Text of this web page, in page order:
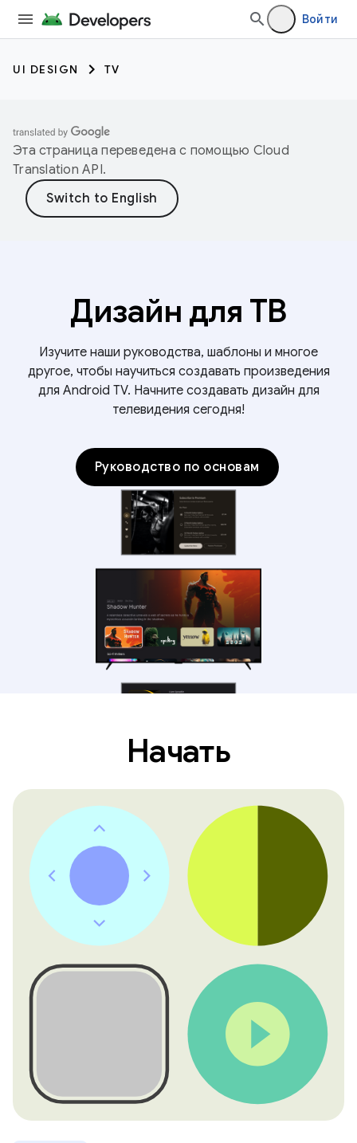
Войти
UI DESIGN TV
Эта страница переведена с помощью Cloud
Translation API.
Дизайн для ТВ
Изучите наши руководства, шаблоны и многое
другое, чтобы научиться создавать произведения
для Android TV. Начните создавать дизайн для
телевидения сегодня!
Руководство по основам
Начать